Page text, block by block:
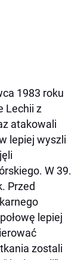
1983 roku
Lechii z
atakowali
lepiej wyszli
W 39.
Przed
lepiej
zostali